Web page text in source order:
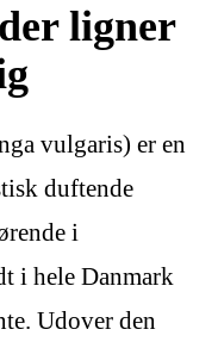
ligner
vulgaris) er en
duftende
i
i hele Danmark
Udover den